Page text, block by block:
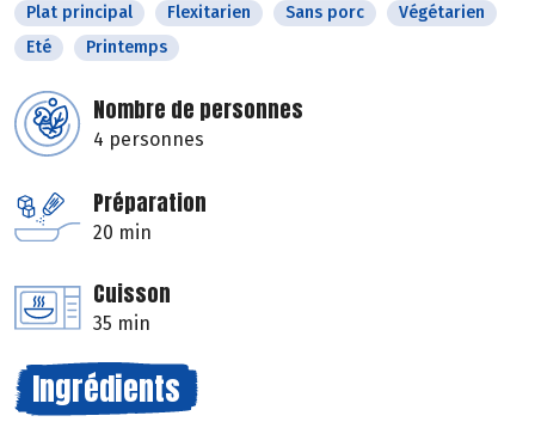
Plat principal Flexitarien Sans porc
Végétarien
Eté
Printemps
Nombre de personnes
4 personnes
Préparation
20 min
Cuisson
35 min
Ingrédients